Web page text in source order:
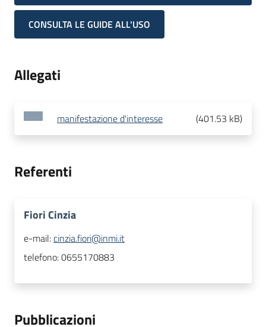
CONSULTA LE GUIDE ALL'USO
Allegati
manifestazione d'interesse (401.53 kB)
Referenti
Fiori Cinzia
e-mail:cinzia.fiori@inmi.it
telefono:0655170883
Pubblicazioni